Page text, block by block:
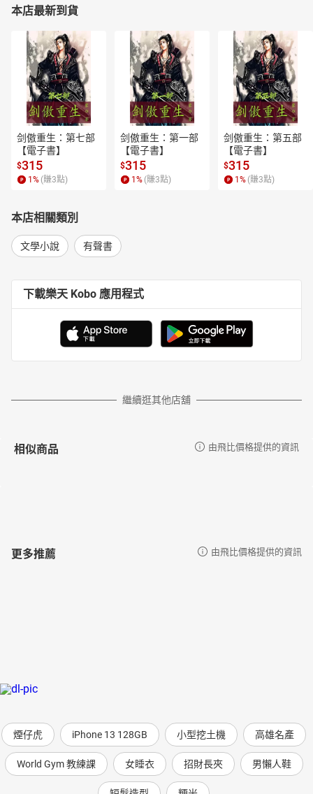
本店最新到貨
剑傲重生：第七部
【電子書】
$315
1 % (賺3點)
剑傲重生：第一部
【電子書】
$315
1 % (賺3點)
剑傲重生：第五部
【電子書】
$315
1 % (賺3點)
本店相關類別
文學小說 有聲書
下載樂天 Kobo 應用程式
繼續逛其他店舖
相似商品 由飛比價格提供的資訊
更多推薦 由飛比價格提供的資訊
煙仔虎 iPhone 13 128GB 小型挖土機 高雄名產
World Gym 教練課 女睡衣 招財長夾 男懶人鞋